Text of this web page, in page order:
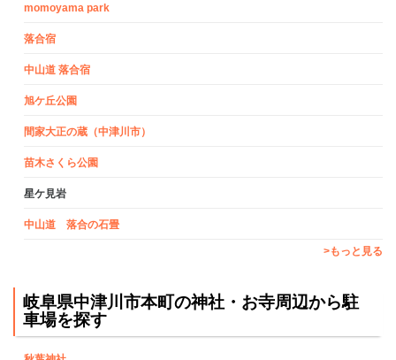
momoyama park
落合宿
中山道 落合宿
旭ケ丘公園
間家大正の蔵（中津川市）
苗木さくら公園
星ケ見岩
中山道 落合の石畳
>もっと見る
岐阜県中津川市本町の神社・お寺周辺から駐
車場を探す